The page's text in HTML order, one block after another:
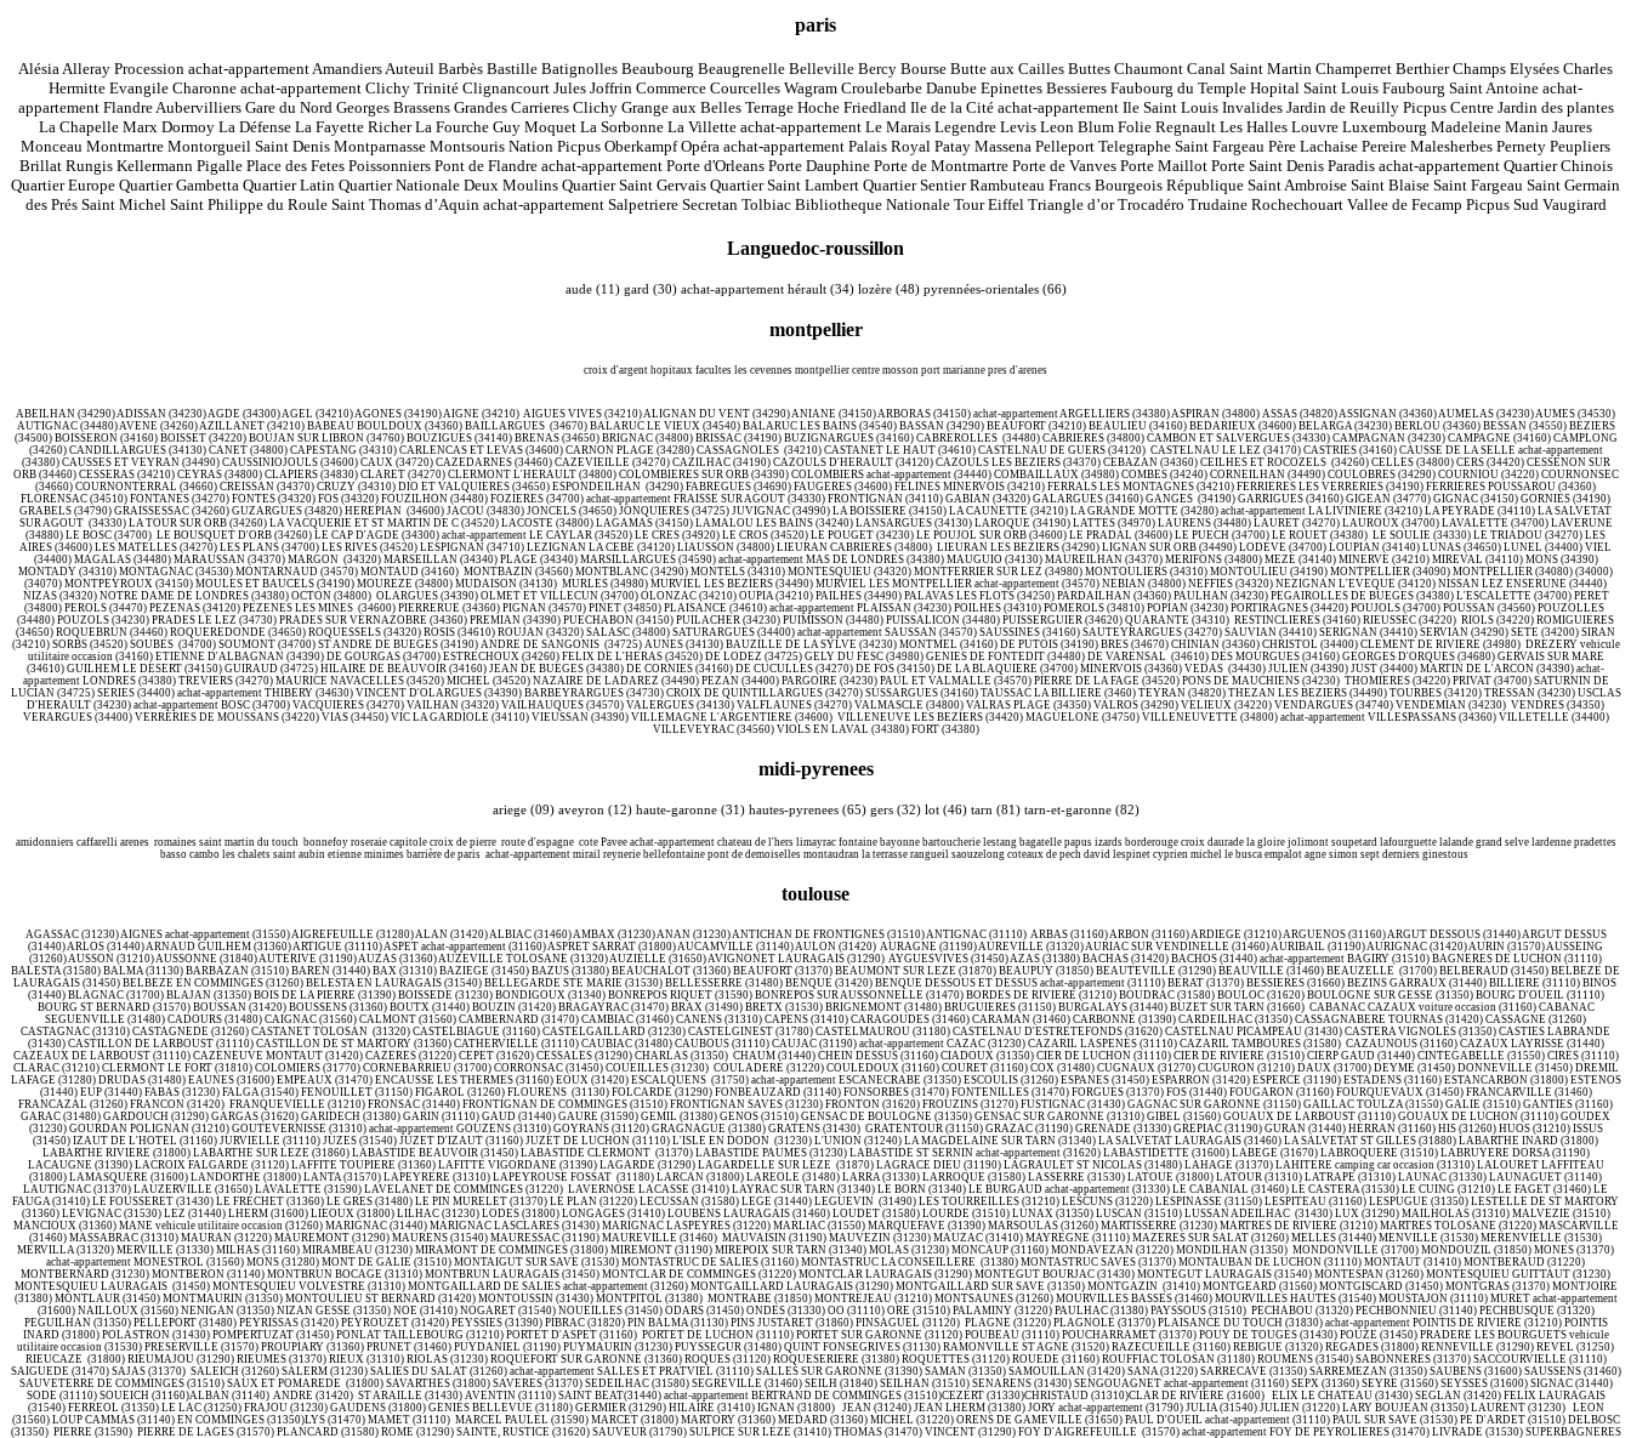
paris
Alésia Alleray Procession achat-appartement Amandiers Auteuil Barbès Bastille Batignolles Beaubourg Beaugrenelle Belleville Bercy Bourse Butte aux Cailles Buttes Chaumont Canal Saint Martin Champerret Berthier Champs Elysées Charles
Hermitte Evangile Charonne achat-appartement Clichy Trinité Clignancourt Jules Joffrin Commerce Courcelles Wagram Croulebarbe Danube Epinettes Bessieres Faubourg du Temple Hopital Saint Louis Faubourg Saint Antoine achat-
appartement Flandre Aubervilliers Gare du Nord Georges Brassens Grandes Carrieres Clichy Grange aux Belles Terrage Hoche Friedland Ile de la Cité achat-appartement Ile Saint Louis Invalides Jardin de Reuilly Picpus Centre Jardin des plantes
La Chapelle Marx Dormoy La Défense La Fayette Richer La Fourche Guy Moquet La Sorbonne La Villette achat-appartement Le Marais Legendre Levis Leon Blum Folie Regnault Les Halles Louvre Luxembourg Madeleine Manin Jaures
Monceau Montmartre Montorgueil Saint Denis Montparnasse Montsouris Nation Picpus Oberkampf Opéra achat-appartement Palais Royal Patay Massena Pelleport Telegraphe Saint Fargeau Père Lachaise Pereire Malesherbes Pernety Peupliers
Brillat Rungis Kellermann Pigalle Place des Fetes Poissonniers Pont de Flandre achat-appartement Porte d'Orleans Porte Dauphine Porte de Montmartre Porte de Vanves Porte Maillot Porte Saint Denis Paradis achat-appartement Quartier Chinois
Quartier Europe Quartier Gambetta Quartier Latin Quartier Nationale Deux Moulins Quartier Saint Gervais Quartier Saint Lambert Quartier Sentier Rambuteau Francs Bourgeois République Saint Ambroise Saint Blaise Saint Fargeau Saint Germain
des Prés Saint Michel Saint Philippe du Roule Saint Thomas d’Aquin achat-appartement Salpetriere Secretan Tolbiac Bibliotheque Nationale Tour Eiffel Triangle d’or Trocadéro Trudaine Rochechouart Vallee de Fecamp Picpus Sud Vaugirard
Languedoc-roussillon
aude (11) gard (30) achat-appartement hérault (34) lozère (48) pyrennées-orientales (66)
montpellier
croix d'argent hopitaux facultes les cevennes montpellier centre mosson port marianne pres d'arenes
ABEILHAN (34290) ADISSAN (34230) AGDE (34300) AGEL (34210) AGONES (34190) AIGNE (34210) AIGUES VIVES (34210) ALIGNAN DU VENT (34290) ANIANE (34150) ARBORAS (34150) achat-appartement ARGELLIERS (34380) ASPIRAN (34800) ASSAS (34820) ASSIGNAN (34360) AUMELAS (34230) AUMES (34530)
AUTIGNAC (34480) AVENE (34260) AZILLANET (34210) BABEAU BOULDOUX (34360) BAILLARGUES (34670) BALARUC LE VIEUX (34540) BALARUC LES BAINS (34540) BASSAN (34290) BEAUFORT (34210) BEAULIEU (34160) BEDARIEUX (34600) BELARGA (34230) BERLOU (34360) BESSAN (34550) BEZIERS
(34500) BOISSERON (34160) BOISSET (34220) BOUJAN SUR LIBRON (34760) BOUZIGUES (34140) BRENAS (34650) BRIGNAC (34800) BRISSAC (34190) BUZIGNARGUES (34160) CABREROLLES (34480) CABRIERES (34800) CAMBON ET SALVERGUES (34330) CAMPAGNAN (34230) CAMPAGNE (34160) CAMPLONG
(34260) CANDILLARGUES (34130) CANET (34800) CAPESTANG (34310) CARLENCAS ET LEVAS (34600) CARNON PLAGE (34280) CASSAGNOLES (34210) CASTANET LE HAUT (34610) CASTELNAU DE GUERS (34120) CASTELNAU LE LEZ (34170) CASTRIES (34160) CAUSSE DE LA SELLE achat-appartement
(34380) CAUSSES ET VEYRAN (34490) CAUSSINIOJOULS (34600) CAUX (34720) CAZEDARNES (34460) CAZEVIEILLE (34270) CAZILHAC (34190) CAZOULS D'HERAULT (34120) CAZOULS LES BEZIERS (34370) CEBAZAN (34360) CEILHES ET ROCOZELS (34260) CELLES (34800) CERS (34420) CESSENON SUR
ORB (34460) CESSERAS (34210) CEYRAS (34800) CLAPIERS (34830) CLARET (34270) CLERMONT L'HERAULT (34800) COLOMBIERES SUR ORB (34390) COLOMBIERS achat-appartement (34440) COMBAILLAUX (34980) COMBES (34240) CORNEILHAN (34490) COULOBRES (34290) COURNIOU (34220) COURNONSEC
(34660) COURNONTERRAL (34660) CREISSAN (34370) CRUZY (34310) DIO ET VALQUIERES (34650) ESPONDEILHAN (34290) FABREGUES (34690) FAUGERES (34600) FELINES MINERVOIS (34210) FERRALS LES MONTAGNES (34210) FERRIERES LES VERRERIES (34190) FERRIERES POUSSAROU (34360)
FLORENSAC (34510) FONTANES (34270) FONTES (34320) FOS (34320) FOUZILHON (34480) FOZIERES (34700) achat-appartement FRAISSE SUR AGOUT (34330) FRONTIGNAN (34110) GABIAN (34320) GALARGUES (34160) GANGES (34190) GARRIGUES (34160) GIGEAN (34770) GIGNAC (34150) GORNIES (34190)
GRABELS (34790) GRAISSESSAC (34260) GUZARGUES (34820) HEREPIAN (34600) JACOU (34830) JONCELS (34650) JONQUIERES (34725) JUVIGNAC (34990) LA BOISSIERE (34150) LA CAUNETTE (34210) LA GRANDE MOTTE (34280) achat-appartement LA LIVINIERE (34210) LA PEYRADE (34110) LA SALVETAT
SUR AGOUT (34330) LA TOUR SUR ORB (34260) LA VACQUERIE ET ST MARTIN DE C (34520) LACOSTE (34800) LAGAMAS (34150) LAMALOU LES BAINS (34240) LANSARGUES (34130) LAROQUE (34190) LATTES (34970) LAURENS (34480) LAURET (34270) LAUROUX (34700) LAVALETTE (34700) LAVERUNE
(34880) LE BOSC (34700) LE BOUSQUET D'ORB (34260) LE CAP D'AGDE (34300) achat-appartement LE CAYLAR (34520) LE CRES (34920) LE CROS (34520) LE POUGET (34230) LE POUJOL SUR ORB (34600) LE PRADAL (34600) LE PUECH (34700) LE ROUET (34380) LE SOULIE (34330) LE TRIADOU (34270) LES
AIRES (34600) LES MATELLES (34270) LES PLANS (34700) LES RIVES (34520) LESPIGNAN (34710) LEZIGNAN LA CEBE (34120) LIAUSSON (34800) LIEURAN CABRIERES (34800) LIEURAN LES BEZIERS (34290) LIGNAN SUR ORB (34490) LODEVE (34700) LOUPIAN (34140) LUNAS (34650) LUNEL (34400) VIEL
(34400) MAGALAS (34480) MARAUSSAN (34370) MARGON (34320) MARSEILLAN (34340) PLAGE (34340) MARSILLARGUES (34590) achat-appartement MAS DE LONDRES (34380) MAUGUIO (34130) MAUREILHAN (34370) MERIFONS (34800) MEZE (34140) MINERVE (34210) MIREVAL (34110) MONS (34390)
MONTADY (34310) MONTAGNAC (34530) MONTARNAUD (34570) MONTAUD (34160) MONTBAZIN (34560) MONTBLANC (34290) MONTELS (34310) MONTESQUIEU (34320) MONTFERRIER SUR LEZ (34980) MONTOULIERS (34310) MONTOULIEU (34190) MONTPELLIER (34090) MONTPELLIER (34080) (34000)
(34070) MONTPEYROUX (34150) MOULES ET BAUCELS (34190) MOUREZE (34800) MUDAISON (34130) MURLES (34980) MURVIEL LES BEZIERS (34490) MURVIEL LES MONTPELLIER achat-appartement (34570) NEBIAN (34800) NEFFIES (34320) NEZIGNAN L'EVEQUE (34120) NISSAN LEZ ENSERUNE (34440)
NIZAS (34320) NOTRE DAME DE LONDRES (34380) OCTON (34800) OLARGUES (34390) OLMET ET VILLECUN (34700) OLONZAC (34210) OUPIA (34210) PAILHES (34490) PALAVAS LES FLOTS (34250) PARDAILHAN (34360) PAULHAN (34230) PEGAIROLLES DE BUEGES (34380) L'ESCALETTE (34700) PERET
(34800) PEROLS (34470) PEZENAS (34120) PEZENES LES MINES (34600) PIERRERUE (34360) PIGNAN (34570) PINET (34850) PLAISANCE (34610) achat-appartement PLAISSAN (34230) POILHES (34310) POMEROLS (34810) POPIAN (34230) PORTIRAGNES (34420) POUJOLS (34700) POUSSAN (34560) POUZOLLES
(34480) POUZOLS (34230) PRADES LE LEZ (34730) PRADES SUR VERNAZOBRE (34360) PREMIAN (34390) PUECHABON (34150) PUILACHER (34230) PUIMISSON (34480) PUISSALICON (34480) PUISSERGUIER (34620) QUARANTE (34310) RESTINCLIERES (34160) RIEUSSEC (34220) RIOLS (34220) ROMIGUIERES
(34650) ROQUEBRUN (34460) ROQUEREDONDE (34650) ROQUESSELS (34320) ROSIS (34610) ROUJAN (34320) SALASC (34800) SATURARGUES (34400) achat-appartement SAUSSAN (34570) SAUSSINES (34160) SAUTEYRARGUES (34270) SAUVIAN (34410) SERIGNAN (34410) SERVIAN (34290) SETE (34200) SIRAN
(34210) SORBS (34520) SOUBES (34700) SOUMONT (34700) ST ANDRE DE BUEGES (34190) ANDRE DE SANGONIS (34725) AUNES (34130) BAUZILLE DE LA SYLVE (34230) MONTMEL (34160) DE PUTOIS (34190) BRES (34670) CHINIAN (34360) CHRISTOL (34400) CLEMENT DE RIVIERE (34980) DREZERY vehicule
utilitaire occasion (34160) ETIENNE D'ALBAGNAN (34390) DE GOURGAS (34700) ESTRECHOUX (34260) FELIX DE L'HERAS (34520) DE LODEZ (34725) GELY DU FESC (34980) GENIES DE FONTEDIT (34480) DE VARENSAL (34610) DES MOURGUES (34160) GEORGES D'ORQUES (34680) GERVAIS SUR MARE
(34610) GUILHEM LE DESERT (34150) GUIRAUD (34725) HILAIRE DE BEAUVOIR (34160) JEAN DE BUEGES (34380) DE CORNIES (34160) DE CUCULLES (34270) DE FOS (34150) DE LA BLAQUIERE (34700) MINERVOIS (34360) VEDAS (34430) JULIEN (34390) JUST (34400) MARTIN DE L'ARCON (34390) achat-
appartement LONDRES (34380) TREVIERS (34270) MAURICE NAVACELLES (34520) MICHEL (34520) NAZAIRE DE LADAREZ (34490) PEZAN (34400) PARGOIRE (34230) PAUL ET VALMALLE (34570) PIERRE DE LA FAGE (34520) PONS DE MAUCHIENS (34230) THOMIERES (34220) PRIVAT (34700) SATURNIN DE
LUCIAN (34725) SERIES (34400) achat-appartement THIBERY (34630) VINCENT D'OLARGUES (34390) BARBEYRARGUES (34730) CROIX DE QUINTILLARGUES (34270) SUSSARGUES (34160) TAUSSAC LA BILLIERE (3460) TEYRAN (34820) THEZAN LES BEZIERS (34490) TOURBES (34120) TRESSAN (34230) USCLAS
D'HERAULT (34230) achat-appartement BOSC (34700) VACQUIERES (34270) VAILHAN (34320) VAILHAUQUES (34570) VALERGUES (34130) VALFLAUNES (34270) VALMASCLE (34800) VALRAS PLAGE (34350) VALROS (34290) VELIEUX (34220) VENDARGUES (34740) VENDEMIAN (34230) VENDRES (34350)
VERARGUES (34400) VERRERIES DE MOUSSANS (34220) VIAS (34450) VIC LA GARDIOLE (34110) VIEUSSAN (34390) VILLEMAGNE L'ARGENTIERE (34600) VILLENEUVE LES BEZIERS (34420) MAGUELONE (34750) VILLENEUVETTE (34800) achat-appartement VILLESPASSANS (34360) VILLETELLE (34400)
VILLEVEYRAC (34560) VIOLS EN LAVAL (34380) FORT (34380)
midi-pyrenees
ariege (09) aveyron (12) haute-garonne (31) hautes-pyrenees (65) gers (32) lot (46) tarn (81) tarn-et-garonne (82)
amidonniers caffarelli arenes romaines saint martin du touch bonnefoy roseraie capitole croix de pierre route d'espagne cote Pavee achat-appartement chateau de l'hers limayrac fontaine bayonne bartoucherie lestang bagatelle papus izards borderouge croix daurade la gloire jolimont soupetard lafourguette lalande grand selve lardenne pradettes
basso cambo les chalets saint aubin etienne minimes barrière de paris achat-appartement mirail reynerie bellefontaine pont de demoiselles montaudran la terrasse rangueil saouzelong coteaux de pech david lespinet cyprien michel le busca empalot agne simon sept derniers ginestous
toulouse
AGASSAC (31230) AIGNES achat-appartement (31550) AIGREFEUILLE (31280) ALAN (31420) ALBIAC (31460) AMBAX (31230) ANAN (31230) ANTICHAN DE FRONTIGNES (31510) ANTIGNAC (31110) ARBAS (31160) ARBON (31160) ARDIEGE (31210) ARGUENOS (31160) ARGUT DESSOUS (31440) ARGUT DESSUS (31440) ARLOS (31440) ARNAUD GUILHEM (31360) ARTIGUE (31110) ASPET achat-appartement (31160) ASPRET SARRAT (31800) AUCAMVILLE (31140) AULON (31420) AURAGNE (31190) AUREVILLE (31320) AURIAC SUR VENDINELLE (31460) AURIBAIL (31190) AURIGNAC (31420) AURIN (31570) AUSSEING (31260) AUSSON (31210) AUSSONNE (31840) AUTERIVE (31190) AUZAS (31360) AUZEVILLE TOLOSANE (31320) AUZIELLE (31650) AVIGNONET LAURAGAIS (31290) AYGUESVIVES (31450) AZAS (31380) BACHAS (31420) BACHOS (31440) achat-appartement BAGIRY (31510) BAGNERES DE LUCHON (31110) BALESTA (31580) BALMA (31130) BARBAZAN (31510) BAREN (31440) BAX (31310) BAZIEGE (31450) BAZUS (31380) BEAUCHALOT (31360) BEAUFORT (31370) BEAUMONT SUR LEZE (31870) BEAUPUY (31850) BEAUTEVILLE (31290) BEAUVILLE (31460) BEAUZELLE (31700) BELBERAUD (31450) BELBEZE DE LAURAGAIS (31450) BELBEZE EN COMMINGES (31260) BELESTA EN LAURAGAIS (31540) BELLEGARDE STE MARIE (31530) BELLESSERRE (31480) BENQUE (31420) BENQUE DESSOUS ET DESSUS achat-appartement (31110) BERAT (31370) BESSIERES (31660) BEZINS GARRAUX (31440) BILLIERE (31110) BINOS (31440) BLAGNAC (31700) BLAJAN (31350) BOIS DE LA PIERRE (31390) BOISSEDE (31230) BONDIGOUX (31340) BONREPOS RIQUET (31590) BONREPOS SUR AUSSONNELLE (31470) BORDES DE RIVIERE (31210) BOUDRAC (31580) BOULOC (31620) BOULOGNE SUR GESSE (31350) BOURG D'OUEIL (31110) BOURG ST BERNARD (31570) BOUSSAN (31420) BOUSSENS (31360) BOUTX (31440) BOUZIN (31420) BRAGAYRAC (31470) BRAX (31490) BRETX (31530) BRIGNEMONT (31480) BRUGUIERES (31150) BURGALAYS (31440) BUZET SUR TARN (31660) CABANAC CAZAUX voiture occasion (31160) CABANAC SEGUENVILLE (31480) CADOURS (31480) CAIGNAC (31560) CALMONT (31560) CAMBERNARD (31470) CAMBIAC (31460) CANENS (31310) CAPENS (31410) CARAGOUDES (31460) CARAMAN (31460) CARBONNE (31390) CARDEILHAC (31350) CASSAGNABERE TOURNAS (31420) CASSAGNE (31260) CASTAGNAC (31310) CASTAGNEDE (31260) CASTANET TOLOSAN (31320) CASTELBIAGUE (31160) CASTELGAILLARD (31230) CASTELGINEST (31780) CASTELMAUROU (31180) CASTELNAU D'ESTRETEFONDS (31620) CASTELNAU PICAMPEAU (31430) CASTERA VIGNOLES (31350) CASTIES LABRANDE (31430) CASTILLON DE LARBOUST (31110) CASTILLON DE ST MARTORY (31360) CATHERVIELLE (31110) CAUBIAC (31480) CAUBOUS (31110) CAUJAC (31190) achat-appartement CAZAC (31230) CAZARIL LASPENES (31110) CAZARIL TAMBOURES (31580) CAZAUNOUS (31160) CAZAUX LAYRISSE (31440) CAZEAUX DE LARBOUST (31110) CAZENEUVE MONTAUT (31420) CAZERES (31220) CEPET (31620) CESSALES (31290) CHARLAS (31350) CHAUM (31440) CHEIN DESSUS (31160) CIADOUX (31350) CIER DE LUCHON (31110) CIER DE RIVIERE (31510) CIERP GAUD (31440) CINTEGABELLE (31550) CIRES (31110) CLARAC (31210) CLERMONT LE FORT (31810) COLOMIERS (31770) CORNEBARRIEU (31700) CORRONSAC (31450) COUEILLES (31230) COULADERE (31220) COULEDOUX (31160) COURET (31160) COX (31480) CUGNAUX (31270) CUGURON (31210) DAUX (31700) DEYME (31450) DONNEVILLE (31450) DREMIL LAFAGE (31280) DRUDAS (31480) EAUNES (31600) EMPEAUX (31470) ENCAUSSE LES THERMES (31160) EOUX (31420) ESCALQUENS (31750) achat-appartement ESCANECRABE (31350) ESCOULIS (31260) ESPANES (31450) ESPARRON (31420) ESPERCE (31190) ESTADENS (31160) ESTANCARBON (31800) ESTENOS (31440) EUP (31440) FABAS (31230) FALGA (31540) FENOUILLET (31150) FIGAROL (31260) FLOURENS (31130) FOLCARDE (31290) FONBEAUZARD (31140) FONSORBES (31470) FONTENILLES (31470) FORGUES (31370) FOS (31440) FOUGARON (31160) FOURQUEVAUX (31450) FRANCARVILLE (31460) FRANCAZAL (31260) FRANCON (31420) FRANQUEVIELLE (31210) FRONSAC (31440) FRONTIGNAN DE COMMINGES (31510) FRONTIGNAN SAVES (31230) FRONTON (31620) FROUZINS (31270) FUSTIGNAC (31430) GAGNAC SUR GARONNE (31150) GAILLAC TOULZA (31550) GALIE (31510) GANTIES (31160) GARAC (31480) GARDOUCH (31290) GARGAS (31620) GARIDECH (31380) GARIN (31110) GAUD (31440) GAURE (31590) GEMIL (31380) GENOS (31510) GENSAC DE BOULOGNE (31350) GENSAC SUR GARONNE (31310) GIBEL (31560) GOUAUX DE LARBOUST (31110) GOUAUX DE LUCHON (31110) GOUDEX (31230) GOURDAN POLIGNAN (31210) GOUTEVERNISSE (31310) achat-appartement GOUZENS (31310) GOYRANS (31120) GRAGNAGUE (31380) GRATENS (31430) GRATENTOUR (31150) GRAZAC (31190) GRENADE (31330) GREPIAC (31190) GURAN (31440) HERRAN (31160) HIS (31260) HUOS (31210) ISSUS (31450) IZAUT DE L'HOTEL (31160) JURVIELLE (31110) JUZES (31540) JUZET D'IZAUT (31160) JUZET DE LUCHON (31110) L'ISLE EN DODON (31230) L'UNION (31240) LA MAGDELAINE SUR TARN (31340) LA SALVETAT LAURAGAIS (31460) LA SALVETAT ST GILLES (31880) LABARTHE INARD (31800) LABARTHE RIVIERE (31800) LABARTHE SUR LEZE (31860) LABASTIDE BEAUVOIR (31450) LABASTIDE CLERMONT (31370) LABASTIDE PAUMES (31230) LABASTIDE ST SERNIN achat-appartement (31620) LABASTIDETTE (31600) LABEGE (31670) LABROQUERE (31510) LABRUYERE DORSA (31190) LACAUGNE (31390) LACROIX FALGARDE (31120) LAFFITE TOUPIERE (31360) LAFITTE VIGORDANE (31390) LAGARDE (31290) LAGARDELLE SUR LEZE (31870) LAGRACE DIEU (31190) LAGRAULET ST NICOLAS (31480) LAHAGE (31370) LAHITERE camping car occasion (31310) LALOURET LAFFITEAU (31800) LAMASQUERE (31600) LANDORTHE (31800) LANTA (31570) LAPEYRERE (31310) LAPEYROUSE FOSSAT (31180) LARCAN (31800) LAREOLE (31480) LARRA (31330) LARROQUE (31580) LASSERRE (31530) LATOUE (31800) LATOUR (31310) LATRAPE (31310) LAUNAC (31330) LAUNAGUET (31140) LAUTIGNAC (31370) LAUZERVILLE (31650) LAVALETTE (31590) LAVELANET DE COMMINGES (31220) LAVERNOSE LACASSE (31410) LAYRAC SUR TARN (31340) LE BORN (31340) LE BURGAUD achat-appartement (31330) LE CABANIAL (31460) LE CASTERA (31530) LE CUING (31210) LE FAGET (31460) LE FAUGA (31410) LE FOUSSERET (31430) LE FRECHET (31360) LE GRES (31480) LE PIN MURELET (31370) LE PLAN (31220) LECUSSAN (31580) LEGE (31440) LEGUEVIN (31490) LES TOURREILLES (31210) LESCUNS (31220) LESPINASSE (31150) LESPITEAU (31160) LESPUGUE (31350) LESTELLE DE ST MARTORY (31360) LEVIGNAC (31530) LEZ (31440) LHERM (31600) LIEOUX (31800) LILHAC (31230) LODES (31800) LONGAGES (31410) LOUBENS LAURAGAIS (31460) LOUDET (31580) LOURDE (31510) LUNAX (31350) LUSCAN (31510) LUSSAN ADEILHAC (31430) LUX (31290) MAILHOLAS (31310) MALVEZIE (31510) MANCIOUX (31360) MANE vehicule utilitaire occasion (31260) MARIGNAC (31440) MARIGNAC LASCLARES (31430) MARIGNAC LASPEYRES (31220) MARLIAC (31550) MARQUEFAVE (31390) MARSOULAS (31260) MARTISSERRE (31230) MARTRES DE RIVIERE (31210) MARTRES TOLOSANE (31220) MASCARVILLE (31460) MASSABRAC (31310) MAURAN (31220) MAUREMONT (31290) MAURENS (31540) MAURESSAC (31190) MAUREVILLE (31460) MAUVAISIN (31190) MAUVEZIN (31230) MAUZAC (31410) MAYREGNE (31110) MAZERES SUR SALAT (31260) MELLES (31440) MENVILLE (31530) MERENVIELLE (31530) MERVILLA (31320) MERVILLE (31330) MILHAS (31160) MIRAMBEAU (31230) MIRAMONT DE COMMINGES (31800) MIREMONT (31190) MIREPOIX SUR TARN (31340) MOLAS (31230) MONCAUP (31160) MONDAVEZAN (31220) MONDILHAN (31350) MONDONVILLE (31700) MONDOUZIL (31850) MONES (31370) achat-appartement MONESTROL (31560) MONS (31280) MONT DE GALIE (31510) MONTAIGUT SUR SAVE (31530) MONTASTRUC DE SALIES (31160) MONTASTRUC LA CONSEILLERE (31380) MONTASTRUC SAVES (31370) MONTAUBAN DE LUCHON (31110) MONTAUT (31410) MONTBERAUD (31220) MONTBERNARD (31230) MONTBERON (31140) MONTBRUN BOCAGE (31310) MONTBRUN LAURAGAIS (31450) MONTCLAR DE COMMINGES (31220) MONTCLAR LAURAGAIS (31290) MONTEGUT BOURJAC (31430) MONTEGUT LAURAGAIS (31540) MONTESPAN (31260) MONTESQUIEU GUITTAUT (31230) MONTESQUIEU LAURAGAIS (31450) MONTESQUIEU VOLVESTRE (31310) MONTGAILLARD DE SALIES achat-appartement (31260) MONTGAILLARD LAURAGAIS (31290) MONTGAILLARD SUR SAVE (31350) MONTGAZIN (31410) MONTGEARD (31560) MONTGISCARD (31450) MONTGRAS (31370) MONTJOIRE (31380) MONTLAUR (31450) MONTMAURIN (31350) MONTOULIEU ST BERNARD (31420) MONTOUSSIN (31430) MONTPITOL (31380) MONTRABE (31850) MONTREJEAU (31210) MONTSAUNES (31260) MOURVILLES BASSES (31460) MOURVILLES HAUTES (31540) MOUSTAJON (31110) MURET achat-appartement (31600) NAILLOUX (31560) NENIGAN (31350) NIZAN GESSE (31350) NOE (31410) NOGARET (31540) NOUEILLES (31450) ODARS (31450) ONDES (31330) OO (31110) ORE (31510) PALAMINY (31220) PAULHAC (31380) PAYSSOUS (31510) PECHABOU (31320) PECHBONNIEU (31140) PECHBUSQUE (31320) PEGUILHAN (31350) PELLEPORT (31480) PEYRISSAS (31420) PEYROUZET (31420) PEYSSIES (31390) PIBRAC (31820) PIN BALMA (31130) PINS JUSTARET (31860) PINSAGUEL (31120) PLAGNE (31220) PLAGNOLE (31370) PLAISANCE DU TOUCH (31830) achat-appartement POINTIS DE RIVIERE (31210) POINTIS INARD (31800) POLASTRON (31430) POMPERTUZAT (31450) PONLAT TAILLEBOURG (31210) PORTET D'ASPET (31160) PORTET DE LUCHON (31110) PORTET SUR GARONNE (31120) POUBEAU (31110) POUCHARRAMET (31370) POUY DE TOUGES (31430) POUZE (31450) PRADERE LES BOURGUETS vehicule utilitaire occasion (31530) PRESERVILLE (31570) PROUPIARY (31360) PRUNET (31460) PUYDANIEL (31190) PUYMAURIN (31230) PUYSSEGUR (31480) QUINT FONSEGRIVES (31130) RAMONVILLE ST AGNE (31520) RAZECUEILLE (31160) REBIGUE (31320) REGADES (31800) RENNEVILLE (31290) REVEL (31250) RIEUCAZE (31800) RIEUMAJOU (31290) RIEUMES (31370) RIEUX (31310) RIOLAS (31230) ROQUEFORT SUR GARONNE (31360) ROQUES (31120) ROQUESERIERE (31380) ROQUETTES (31120) ROUEDE (31160) ROUFFIAC TOLOSAN (31180) ROUMENS (31540) SABONNERES (31370) SACCOURVIELLE (31110) SAIGUEDE (31470) SAJAS (31370) SALEICH (31260) SALERM (31230) SALIES DU SALAT (31260) achat-appartement SALLES ET PRATVIEL (31110) SALLES SUR GARONNE (31390) SAMAN (31350) SAMOUILLAN (31420) SANA (31220) SARRECAVE (31350) SARREMEZAN (31350) SAUBENS (31600) SAUSSENS (31460) SAUVETERRE DE COMMINGES (31510) SAUX ET POMAREDE (31800) SAVARTHES (31800) SAVERES (31370) SEDEILHAC (31580) SEGREVILLE (31460) SEILH (31840) SEILHAN (31510) SENARENS (31430) SENGOUAGNET achat-appartement (31160) SEPX (31360) SEYRE (31560) SEYSSES (316